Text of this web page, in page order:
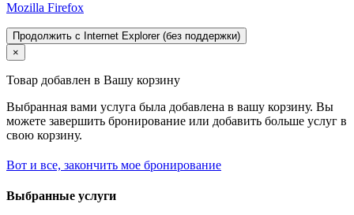
Mozilla Firefox
Продолжить с Internet Explorer (без поддержки)
×
Товар добавлен в Вашу корзину
Выбранная вами услуга была добавлена ​​в вашу корзину. Вы
можете завершить бронирование или добавить больше услуг в
свою корзину.
Вот и все, закончить мое бронирование
Выбранные услуги